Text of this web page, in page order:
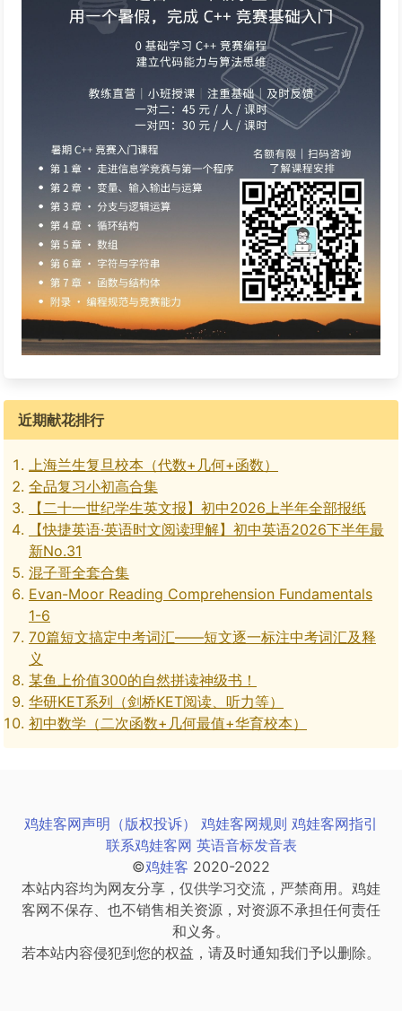
近期献花排行
上海兰生复旦校本（代数+几何+函数）
全品复习小初高合集
【二十一世纪学生英文报】初中2026上半年全部报纸
【快捷英语·英语时文阅读理解】初中英语2026下半年最
新No.31
混子哥全套合集
Evan-Moor Reading Comprehension Fundamentals
1-6
70篇短文搞定中考词汇——短文逐一标注中考词汇及释
义
某鱼上价值300的自然拼读神级书！
华研KET系列（剑桥KET阅读、听力等）
初中数学（二次函数+几何最值+华育校本）
鸡娃客网声明（版权投诉） 鸡娃客网规则 鸡娃客网指引
联系鸡娃客网 英语音标发音表
©鸡娃客 2020-2022
本站内容均为网友分享，仅供学习交流，严禁商用。鸡娃
客网不保存、也不销售相关资源，对资源不承担任何责任
和义务。
若本站内容侵犯到您的权益，请及时通知我们予以删除。